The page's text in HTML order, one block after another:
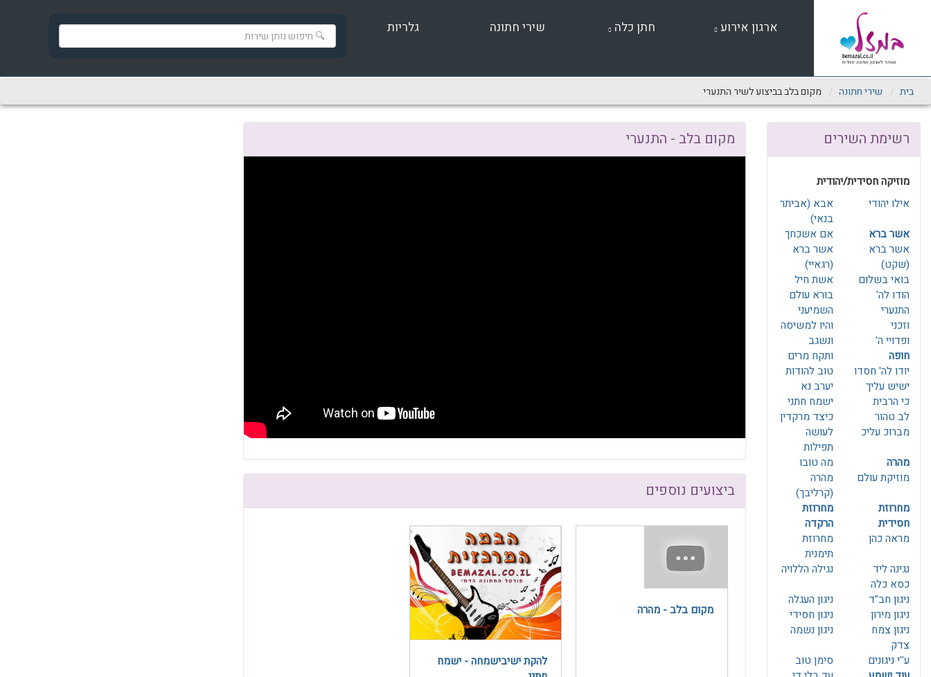
מַעֲרֶכֶת
בִּקְלִיק
הָאֲתָר.
לְחַץ
לְהַתְאָמַת
לְעִוְורִים
הַמִּשְׁתַּמְּשִׁים
בְּתוֹכְנַת
קוֹרֵא־מָסָךְ;
Control-
לִפְתִיחַת
תַּפְרִיט
נְגִישׁוּת.
ארגון אירוע חתן כלה שירי חתונה גלריות
בית שירי חתונה מקום בלב בביצוע לשיר התנערי
מקום בלב - התנערי
ביצועים נוספים
מקום בלב - מהרה
להקת ישיבישמחה - ישמח
רשימת השירים
מוזיקה חסידית/יהודית
אבא (אביתר
בנאי)
אילו יהודי
אם אשכחך
אשר ברא
אשר ברא
(רגאיי)
אשר ברא
(שקט)
אשת חיל
בואי בשלום
בורא עולם
הודו לה'
השמיעני
התנערי
והיו למשיסה
וזכני
ונשגב
ופדויי ה'
ותקח מרים
חופה
טוב להודות
יודו לה' חסדו
יערב נא
ישיש עליך
ישמח חתני
כי הרבית
כיצד מרקדין
לב טהור
לעושה
תפילות
מברוכ עליכ
מה טובו
מהרה
מהרה
(קרליבך)
מוזיקת עולם
מחרוזת
הרקדה
מחרוזת
חסידית
מחרוזת
תימנית
מראה כהן
נגילה הללויה
נגינה ליד
כסא כלה
ניגון העגלה
ניגון חב"ד
ניגון חסידי
ניגון מירון
ניגון נשמה
ניגון צמח
צדק
סימן טוב
ע''י ניגונים